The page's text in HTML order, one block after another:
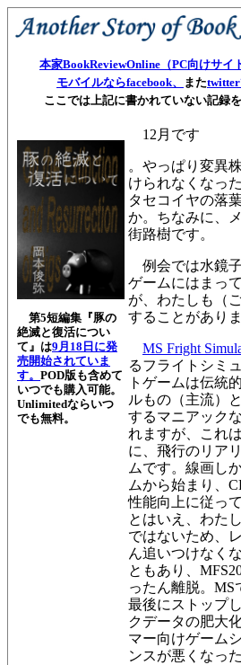
本家BookReviewOnline（PC向けサイ
モバイルならfacebook、
また
ここでは上記に書かれていない記録
第5短編集『豚の
絶滅と復活につい
て』は9月18日に発
売開始されていま
す。 POD版も含めて
いつでも購入可能。
Unlimitedならいつ
でも無料。
12月です
。 やっぱり変異
けられなくなっ
タセコイヤの落
か。ちなみに、
街路樹です。
例会では水鏡子
ゲームにはまっ
が、わたしも（
することがありま
MS Fright
るフライトシミ
トゲームは伝統
ルもの（主流）
するマニアック
れますが、これ
に、飛行のリア
ムです。線画し
ムから始ま り、
性能向上に従っ
とはいえ、わた
ではないため、
ん追いつけなく
ともあり、
ったん離脱。MS
最後にストップ
クデータの肥大
マー向けゲーム
ンスが悪くなっ